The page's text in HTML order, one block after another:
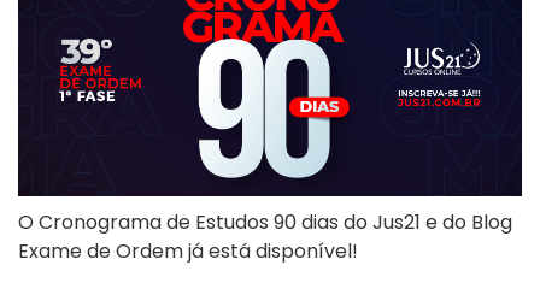
O Cronograma de Estudos 90 dias do Jus21 e do Blog
Exame de Ordem já está disponível!